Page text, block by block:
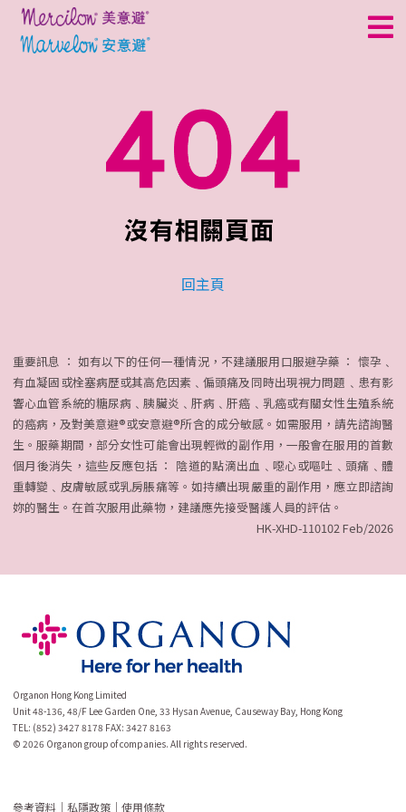
回主頁
重要訊息 ： 如有以下的任何一種情況，不建議服用口服避孕藥 ： 懷孕﹑
有血凝固或栓塞病歷或其高危因素﹑偏頭痛及同時出現視力問題﹑患有影
響心血管系統的糖尿病﹑胰臟炎﹑肝病﹑肝癌﹑乳癌或有關女性生殖系統
的癌病，及對美意避®或安意避®所含的成分敏感。如需服用，請先諮詢醫
生。服藥期間，部分女性可能會出現輕微的副作用，一般會在服用的首數
個月後消失，這些反應包括 ： 陰道的點滴出血﹑噁心或嘔吐﹑頭痛﹑體
重轉變﹑皮膚敏感或乳房脹痛等。如持續出現嚴重的副作用，應立即諮詢
妳的醫生。在首次服用此藥物，建議應先接受醫護人員的評估。
HK-XHD-110102 Feb/2026
Organon Hong Kong Limited
Unit 48-136, 48/F Lee Garden One, 33 Hysan Avenue, Causeway Bay, Hong Kong
TEL: (852) 3427 8178 FAX: 3427 8163
© 2026 Organon group of companies. All rights reserved.
參考資料 ｜ 私隱政策 ｜ 使用條款